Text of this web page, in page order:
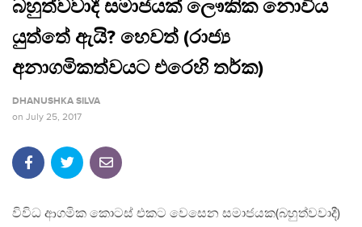
බහුත්වවාදී සමාජයක් ලෞකික නොවිය
යුත්තේ ඇයි? හෙවත් (රාජ්‍ය
අනාගමිකත්වයට එරෙහි තර්ක)
DHANUSHKA SILVA
on July 25, 2017
විවිධ ආගමික කොටස් එකට වෙසෙන සමාජයක(බහුත්වවාදී)